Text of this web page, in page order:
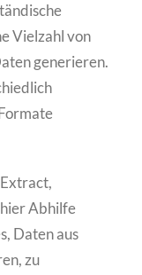
Vielzahl von
generieren.
Abhilfe
Daten aus
zu